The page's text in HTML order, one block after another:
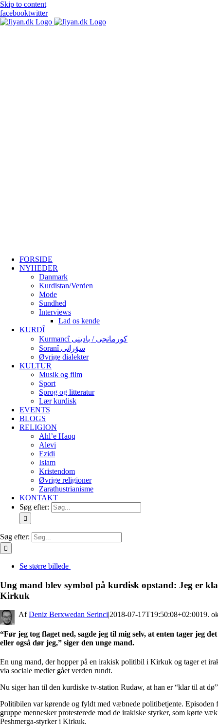
Skip to content
facebooktwitter
FORSIDE
NYHEDER
Danmark
Kurdistan/Verden
Mode
Sundhed
Interviews
Lad os kende
KURDÎ
Kurmancî کورمانجی / بادینی
Soranî سۆرانی
Øvrige dialekter
KULTUR
Musik og film
Sport
Sprog og litteratur
Lær kurdisk
EVENTS
BLOGS
RELIGION
Ahl’e Haqq
Alevi
Ezidi
Islam
Kristendom
Øvrige religioner
Zarathustrianisme
KONTAKT
Søg efter:
Søg efter:
Se større billede
Ung mand blev symbol på kurdisk opstand: Jeg er
Kirkuk
By Deniz Berxwedan Serinci|2018-07-17T19:50:08+02:0019.
“Før jeg tog flaget ned, sagde jeg til mig selv, at enten tager jeg
eller også dør jeg,” siger den unge mand.
En ung mand, der hopper på en irakisk politibil i Kirkuk og tager et
via sociale medier gået verden rundt.
Nu siger han til den kurdiske tv-station Rudaw, at han er “klar til at
Politibilen var kørende og fyldt med væbnede politibetjente. Episoden
gruppe mennesker protesterede mod de irakiske styrker, som kørte
Peshmerga-styrker i Kirkuk.